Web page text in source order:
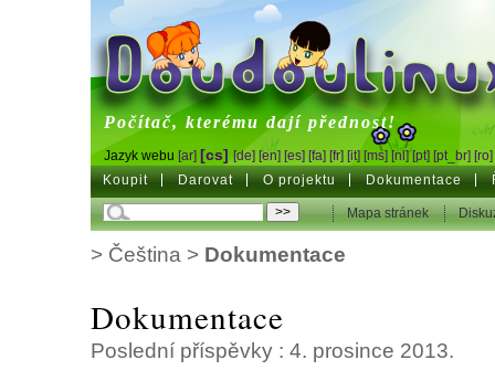
DoudouLinux
Počítač, kterému dají přednost!
Jazyk webu [ar] [cs] [de] [en] [es] [fa] [fr] [it] [ms] [nl] [pt] [pt_br] [ro]
Koupit Darovat O projektu Dokumentace
Mapa stránek
> Čeština > Dokumentace
Dokumentace
Poslední příspěvky : 4. prosince 2013.